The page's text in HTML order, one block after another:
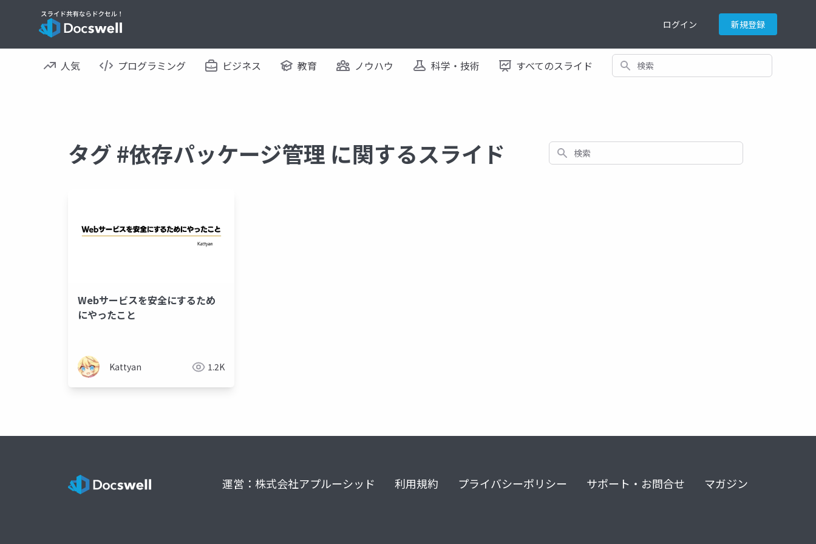
ログイン 新規登録
人気 プログラミング ビジネス 教育 ノウハウ 科学・技術 すべてのスライド 検索
タグ #依存パッケージ管理 に関するスライド 検索
Webサービスを安全にするため
にやったこと
Kattyan 1.2K
運営：株式会社アプルーシッド 利用規約 プライバシーポリシー サポート・お問合せ マガジン